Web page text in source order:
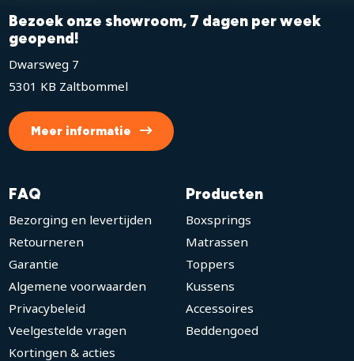
Bezoek onze showroom, 7 dagen per week
geopend!
Dwarsweg 7
5301 KB Zaltbommel
Meer informatie
FAQ
Bezorging en levertijden
Retourneren
Garantie
Algemene voorwaarden
Privacybeleid
Veelgestelde vragen
Kortingen & acties
Producten
Boxsprings
Matrassen
Toppers
Kussens
Accessoires
Beddengoed